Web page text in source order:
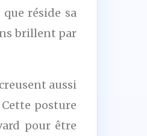
réside sa
brillent par
aussi
posture
pour être